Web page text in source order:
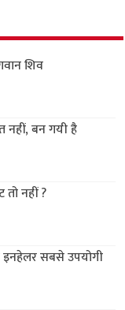
शिव
नहीं, बन गयी है
नहीं ?
इनहेलर सबसे उपयोगी